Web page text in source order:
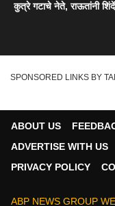
कुत्रे गटाचे नेते, राऊतांनी
SPONSORED LINKS BY
ABOUT US
ADVERTISE WITH US
PRIVACY POLICY
ABP NEWS GROUP